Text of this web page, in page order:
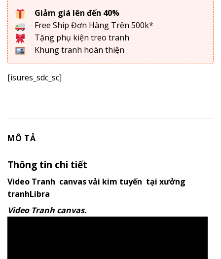
Giảm giá lên đến 40%
Free Ship Đơn Hàng Trên 500k*
Tặng phụ kiện treo tranh
Khung tranh hoàn thiện
[isures_sdc_sc]
MÔ TẢ
Thông tin chi tiết
Video Tranh canvas vải kim tuyến tại xưởng
tranhLibra
Video Tranh canvas.